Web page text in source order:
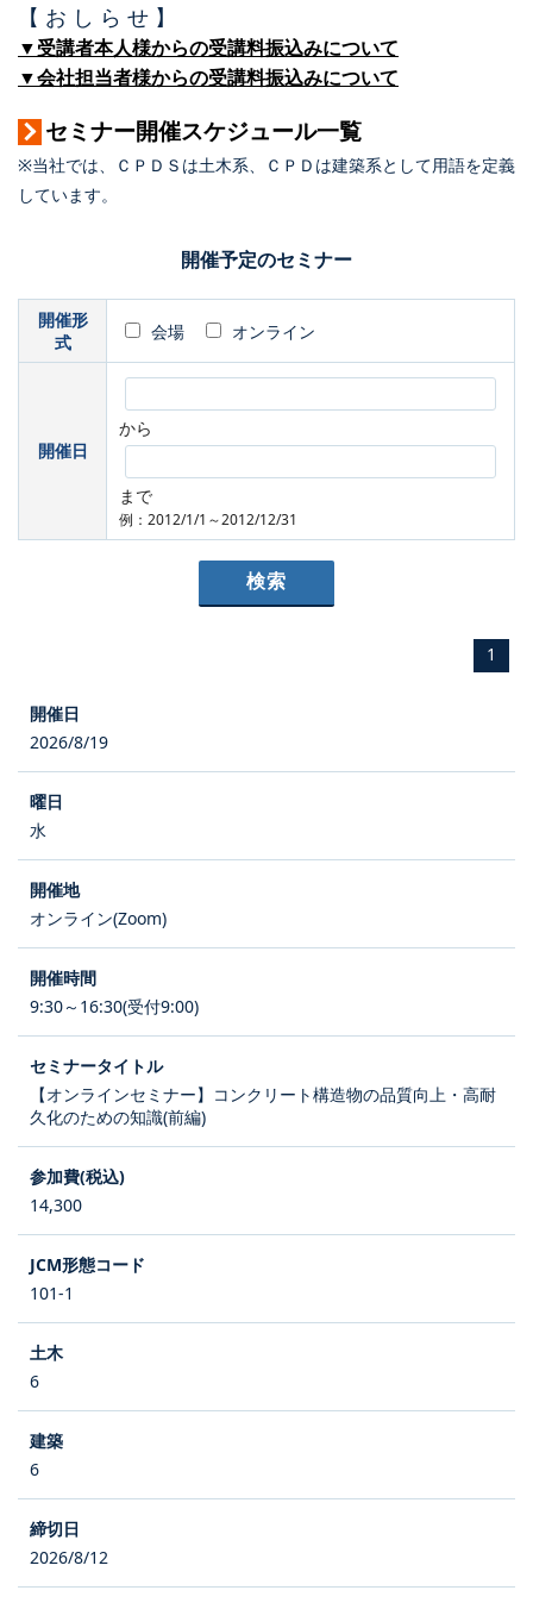
【 お し ら せ 】
▼受講者本人様からの受講料振込みについて
▼会社担当者様からの受講料振込みについて
セミナー開催スケジュール一覧
※当社では、ＣＰＤＳは土木系、ＣＰＤは建築系として用語を定義
しています。
開催予定のセミナー
開催形
式
会場 オンライン
開催日
から
まで
例：2012/1/1～2012/12/31
1
2026/8/19
水
オンライン(Zoom)
9:30～16:30(受付9:00)
【オンラインセミナー】コンクリート構造物の品質向上・高耐
久化のための知識(前編)
14,300
101-1
6
6
2026/8/12